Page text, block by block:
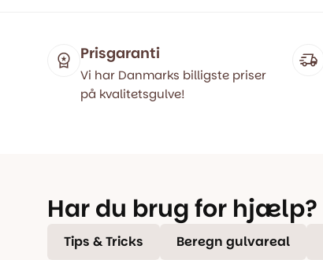
Prisgaranti
Vi har Danmarks billigste priser
på kvalitetsgulve!
Har du brug for hjælp?
Tips & Tricks Beregn gulvareal